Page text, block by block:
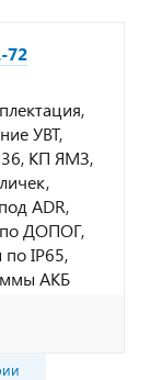
72
УВТ,
КП ЯМЗ,
ADR,
по ДОПОГ,
IP65,
АКБ